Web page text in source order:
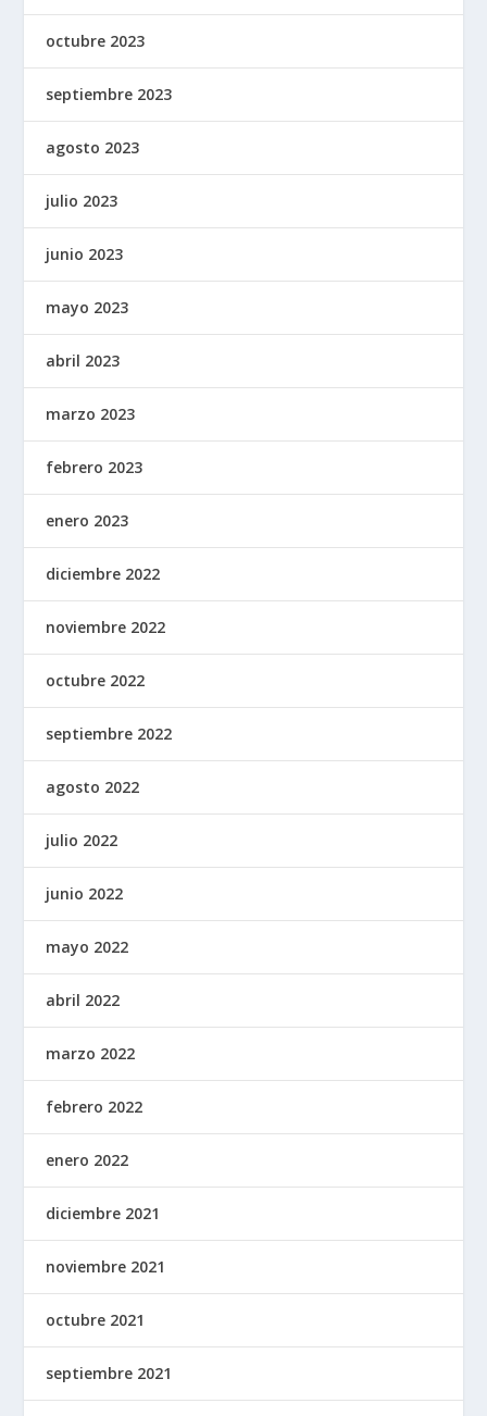
octubre 2023
septiembre 2023
agosto 2023
julio 2023
junio 2023
mayo 2023
abril 2023
marzo 2023
febrero 2023
enero 2023
diciembre 2022
noviembre 2022
octubre 2022
septiembre 2022
agosto 2022
julio 2022
junio 2022
mayo 2022
abril 2022
marzo 2022
febrero 2022
enero 2022
diciembre 2021
noviembre 2021
octubre 2021
septiembre 2021